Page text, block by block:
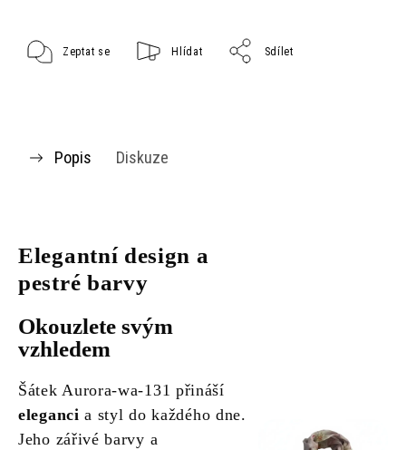
Zeptat se Hlídat Sdílet
Popis Diskuze
Elegantní design a
pestré barvy
Okouzlete svým
vzhledem
Šátek Aurora-wa-131 přináší
eleganci a styl do každého dne.
Jeho zářivé barvy a